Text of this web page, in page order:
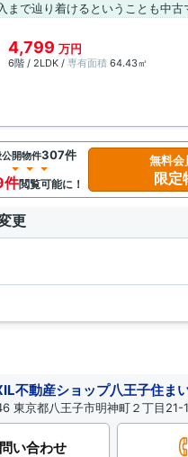
4,799 万円
6階 / 2LDK / 専有面積 64.43㎡
開物件307件
閲覧可能に！
無料会
限定
更
不動産ショップ八王子住ま
東京都八王子市明神町２丁目21-
い合わせ